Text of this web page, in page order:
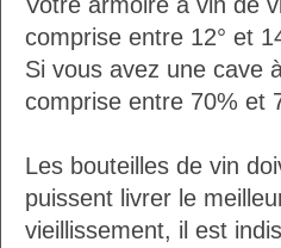
comprise entre 12° et
Si vous avez une cave
comprise entre 70% et
Les bouteilles de vin
puissent livrer le
vieillissement, il est